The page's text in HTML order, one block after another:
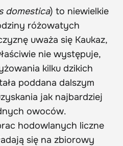
domestica) to niewielkie
różowatych
uważa się Kaukaz,
nie występuje,
kilku dzikich
poddana dalszym
jak najbardziej
owoców.
hodowlanych liczne
się na zbiorowy